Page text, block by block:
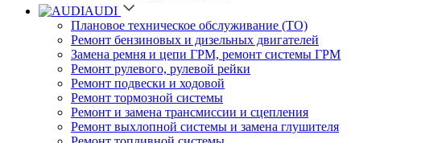
AUDI
Плановое техническое обслуживание (ТО)
Ремонт бензиновых и дизельных двигателей
Замена ремня и цепи ГРМ, ремонт системы ГРМ
Ремонт рулевого, рулевой рейки
Ремонт подвески и ходовой
Ремонт тормозной системы
Ремонт и замена трансмиссии и сцепления
Ремонт выхлопной системы и замена глушителя